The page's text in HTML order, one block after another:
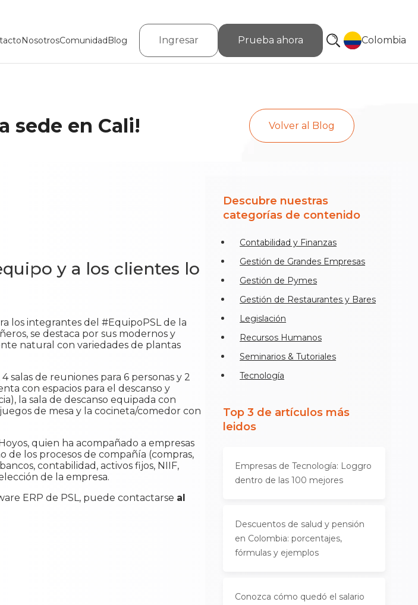
NosotrosComunidadBlog Ingresar Prueba ahora Colombia
sede en Cali! Volver al Blog
y a los clientes lo
los integrantes del #EquipoPSL de la
se destaca por sus modernos y
natural con variedades de plantas
salas de reuniones para 6 personas y 2
con espacios para el descanso y
la sala de descanso equipada con
de mesa y la cocineta/comedor con
quien ha acompañado a empresas
de los procesos de compañía (compras,
contabilidad, activos fijos, NIIF,
de la empresa.
ERP de PSL, puede contactarse al
Descubre nuestras
categorías de contenido
Contabilidad y Finanzas
Gestión de Grandes Empresas
Gestión de Pymes
Gestión de Restaurantes y Bares
Legislación
Recursos Humanos
Seminarios & Tutoriales
Tecnología
Top 3 de artículos más
leidos
Empresas de Tecnología: Loggro
dentro de las 100 mejores
Descuentos de salud y pensión
en Colombia: porcentajes,
fórmulas y ejemplos
Conozca cómo quedó el salario